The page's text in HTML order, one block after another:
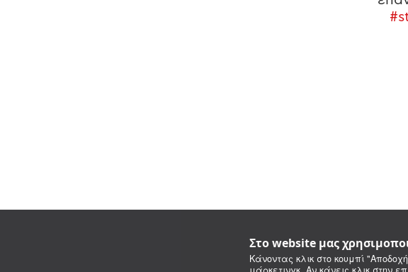
Στο website μας
Κάνοντας κλικ στο κουμπί